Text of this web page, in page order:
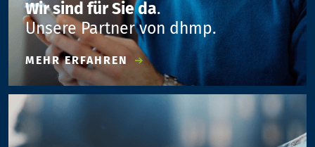
Wir sind für Sie da.
Unsere Partner von dhmp.
MEHR ERFAHREN